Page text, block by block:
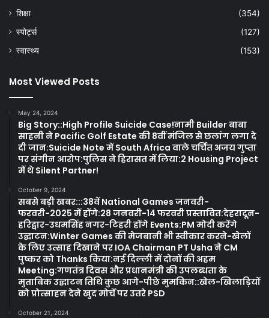
शिक्षा
(354)
स्पोर्ट्स
(127)
स्वास्थ्य
(153)
Most Viewed Posts
May 24, 2024
Big Story::High Profile Suicide Case!नामी Builder बाबा
साहनी ने Pacific Golf Estate की 8वीं मंजिल से छलांग लगा दे
दी जान:Suicide Note में South Africa वाले चर्चित अजय गुप्ता
पर संगीन आरोप:पुलिस ने हिरासत में लिया:2 Housing Project
में थे Silent Partner!
October 9, 2024
सबसे बड़ी खबर:::38वें National Games जनवरी-
फरवरी-2025 में होंगे:28 जनवरी-14 फरवरी प्रस्तावित:देहरादून-
हरिद्वार-उधमसिंह नगर-टिहरी होंगे Events:PM मोदी करेंगे
उद्घाटन:Winter Games की मेजबानी भी स्वीकार करने-खेलों
के लिए उत्साह दिखाने पर IOA Chairman PT Usha ने CM
पुष्कर को Thanks किया:नई दिल्ली में दोनों की अहम
Meeting:गणतंत्र दिवस और प्रधानमंत्री की उपलब्धता के
मुताबिक उद्घाटन तिथि कुछ आगे-पीछे मुमकिन::खेल-खिलाड़ियों
को प्रोत्साहन देने खुद मोर्चे पर उतरे PSD
October 21, 2024